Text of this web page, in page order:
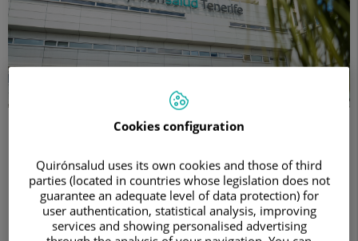
Hospital Quirónsalud Tenerife
Calle Poeta Rodríguez Herrera, 1
38006 Santa Cruz de Tenerife Sta.Cruz Tenerife
Cookies configuration
Quirónsalud uses its own cookies and those of third
parties (located in countries whose legislation does not
guarantee an adequate level of data protection) for
user authentication, statistical analysis, improving
services and showing personalised advertising